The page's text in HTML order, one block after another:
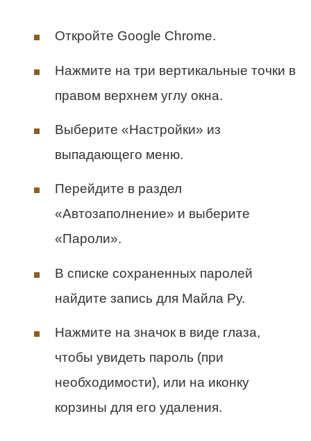
Откройте Google Chrome.
Нажмите на три вертикальные точки в
правом верхнем углу окна.
Выберите «Настройки» из
выпадающего меню.
Перейдите в раздел
«Автозаполнение» и выберите
«Пароли».
В списке сохраненных паролей
найдите запись для Майла Ру.
Нажмите на значок в виде глаза,
чтобы увидеть пароль (при
необходимости), или на иконку
корзины для его удаления.